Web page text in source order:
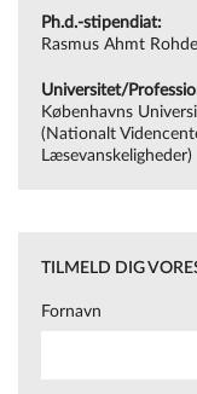
effect-of-
Ph.d.-stipendiat:
Rasmus Ahmt
Universitet/
Københavns
(Nationalt
Læsevanskeligheder)
TILMELD DIG
Fornavn